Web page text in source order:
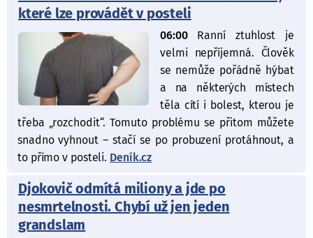
které lze provádět v posteli
06:00Ranní ztuhlost je
velmi nepříjemná. Člověk
se nemůže pořádně hýbat
a na některých místech
těla cítí i bolest, kterou je
třeba „rozchodit“. Tomuto problému se přitom můžete
snadno vyhnout – stačí se po probuzení protáhnout, a
to přímo v posteli.Deník.cz
Djokovič odmítá miliony a jde po
nesmrtelnosti. Chybí už jen jeden
grandslam